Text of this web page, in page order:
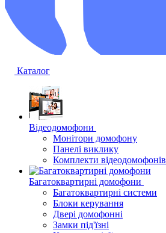
Каталог
Відеодомофони
Монітори домофону
Панелі виклику
Комплекти відеодомофонів
Багатоквартирні домофони
Багатоквартирні системи
Блоки керування
Двері домофонні
Замки під'їзні